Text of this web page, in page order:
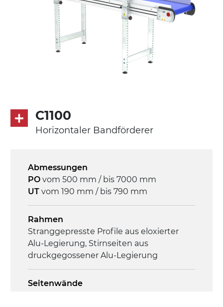
C1100
Horizontaler Bandförderer
Abmessungen
PO vom 500 mm / bis 7000 mm
UT vom 190 mm / bis 790 mm
Rahmen
Stranggepresste Profile aus eloxierter
Alu-Legierung, Stirnseiten aus
druckgegossener Alu-Legierung
Seitenwände